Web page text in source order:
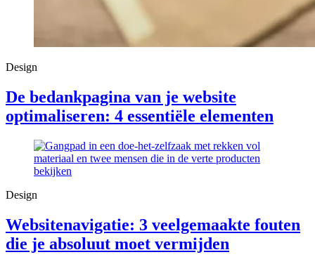
Design
De bedankpagina van je website
optimaliseren: 4 essentiële elementen
Design
Websitenavigatie: 3 veelgemaakte fouten
die je absoluut moet vermijden